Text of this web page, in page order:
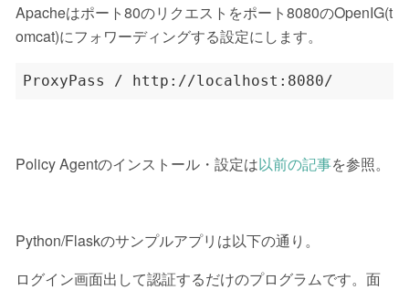
Apacheはポート80のリクエストをポート8080のOpenIG(t
omcat)にフォワーディングする設定にします。
Policy Agentのインストール・設定は以前の記事を参照。
Python/Flaskのサンプルアプリは以下の通り。
ログイン画面出して認証するだけのプログラムです。面